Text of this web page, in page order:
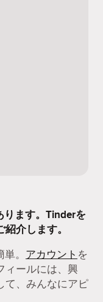
ます。Tinderを
介します。
。 アカウント を
ィールには、興
て、みんなにアピ